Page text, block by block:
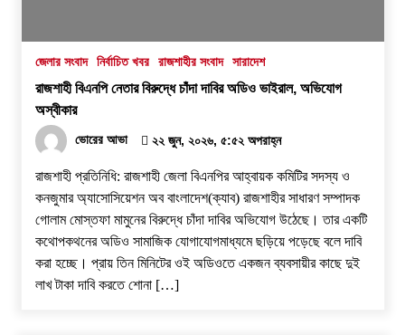
২ আগস্ট, ২০২৬, ১১:২৭ পূর্বাহ্ন
স্বরাষ্ট্র মন্ত্রণালয়ের তালিকাভুক্ত মাদক কারবারির
১ আগস্ট, ২০২৬, ৯:৫০ অপরাহ্ন
দুর্গাপুরে ভ্রাম্যমাণ আদালতের মাধ্যমে হয়রানির
অভিযোগ
১ আগস্ট, ২০২৬, ৯:৩৪ অপরাহ্ন
রাজশাহীতে সাংবাদিক সম্রাটকে কুপিয়ে জখম, অবস্থা
জেলার সংবাদ নির্বাচিত খবর রাজশাহীর সংবাদ সারাদেশ
রাজশাহী বিএনপি নেতার বিরুদ্ধে চাঁদা দাবির অডিও ভাইরাল, অভিযোগ
অস্বীকার
ভোরের আভা ২২ জুন, ২০২৬, ৫:৫২ অপরাহ্ন
রাজশাহী প্রতিনিধি: রাজশাহী জেলা বিএনপির আহ্বায়ক কমিটির সদস্য ও
কনজুমার অ্যাসোসিয়েশন অব বাংলাদেশ(ক্যাব) রাজশাহীর সাধারণ সম্পাদক
গোলাম মোস্তফা মামুনের বিরুদ্ধে চাঁদা দাবির অভিযোগ উঠেছে। তার একটি
কথোপকথনের অডিও সামাজিক যোগাযোগমাধ্যমে ছড়িয়ে পড়েছে বলে দাবি
করা হচ্ছে। প্রায় তিন মিনিটের ওই অডিওতে একজন ব্যবসায়ীর কাছে দুই
লাখ টাকা দাবি করতে শোনা […]